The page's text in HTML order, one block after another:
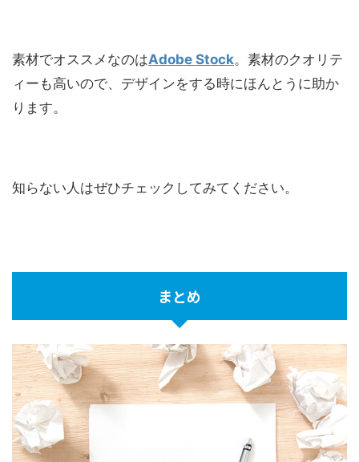
素材でオススメなのはAdobe Stock。素材のクオリテ
ィーも高いので、デザインをする時にほんとうに助か
ります。
知らない人はぜひチェックしてみてください。
まとめ